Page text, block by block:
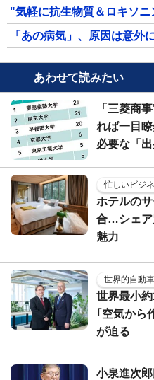
"気軽に抗生物質＆ロキソ
「あの病気」、原因は意外
あわせて読みたい
「三菱商
れば一目
必要な「
忙しいビジ
ホテルの
合…シェア
魅力
世界的自動
世界最小
｢空気から
が迫る
小泉進次